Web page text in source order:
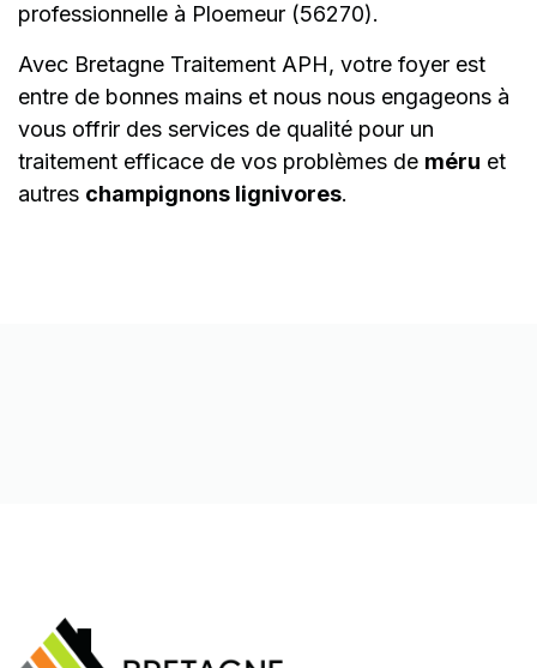
professionnelle à Ploemeur (56270).
Avec Bretagne Traitement APH, votre foyer est
entre de bonnes mains et nous nous engageons à
vous offrir des services de qualité pour un
traitement efficace de vos problèmes de méru et
autres champignons lignivores.